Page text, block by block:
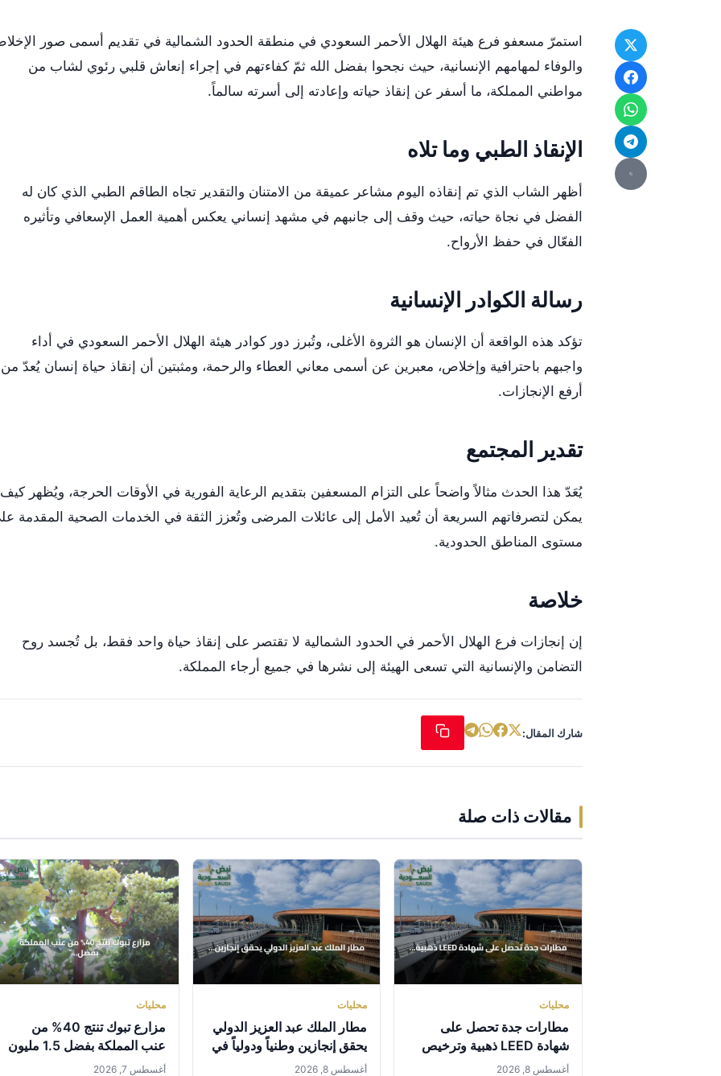
استمرّ مسعفو فرع هيئة الهلال الأحمر السعودي في منطقة الحدود الشمالية في تقديم أسمى صور
والوفاء لمهامهم الإنسانية، حيث نجحوا بفضل الله ثمّ كفاءتهم في إجراء إنعاش قلبي رئوي لشاب من
مواطني المملكة، ما أسفر عن إنقاذ حياته وإعادته إلى أسرته سالماً.
الإنقاذ الطبي وما تلاه
أظهر الشاب الذي تم إنقاذه اليوم مشاعر عميقة من الامتنان والتقدير تجاه الطاقم الطبي الذي كان له
الفضل في نجاة حياته، حيث وقف إلى جانبهم في مشهد إنساني يعكس أهمية العمل الإسعافي وتأثيره
الفعّال في حفظ الأرواح.
رسالة الكوادر الإنسانية
تؤكد هذه الواقعة أن الإنسان هو الثروة الأغلى، وتُبرز دور كوادر هيئة الهلال الأحمر السعودي في أداء
واجبهم باحترافية وإخلاص، معبرين عن أسمى معاني العطاء والرحمة، ومثبتين أن إنقاذ حياة إنسان يُعدّ من
أرفع الإنجازات.
تقدير المجتمع
يُعَدّ هذا الحدث مثالاً واضحاً على التزام المسعفين بتقديم الرعاية الفورية في الأوقات الحرجة، ويُظهر كيف
يمكن لتصرفاتهم السريعة أن تُعيد الأمل إلى عائلات المرضى وتُعزز الثقة في الخدمات الصحية المقدمة
مستوى المناطق الحدودية.
خلاصة
إن إنجازات فرع الهلال الأحمر في الحدود الشمالية لا تقتصر على إنقاذ حياة واحد فقط، بل تُجسد روح
التضامن والإنسانية التي تسعى الهيئة إلى نشرها في جميع أرجاء المملكة.
شارك المقال:
مقالات ذات صلة
محليات
مطارات جدة تحصل على
شهادة LEED ذهبية وترخيص
أول لمركز عروض الحياة
أغسطس 8, 2026
محليات
مطار الملك عبد العزيز الدولي
يحقق إنجازين وطنياً ودولياً في
الاستدامة والابتكار
أغسطس 8, 2026
محليات
مزارع تبوك تنتج 40% من
عنب المملكة بفضل 1.5 مليون
شجرة مثمرة
أغسطس 7, 2026